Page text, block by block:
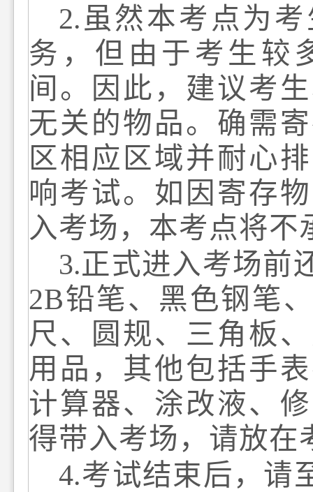
2. 虽然本考点为
务，但由于考生较
间。因此，建议考
无关的物品。确需
区相应区域并耐心
响考试。如因寄存
入考场，本考点将不
3.正式进入考场前
2B铅笔、黑色钢笔
尺、圆规、三角板
用品 ，其他包括手
计算器、 涂改液、
得带入考场，请放在
4.考试结束后，请